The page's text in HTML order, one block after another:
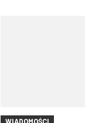
WIADOMOŚCI